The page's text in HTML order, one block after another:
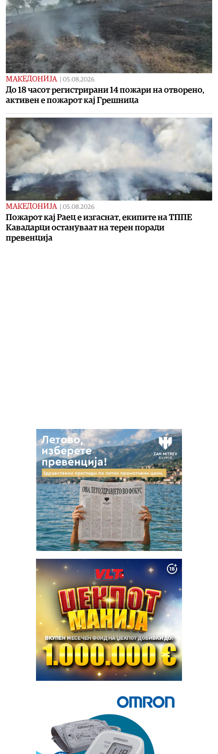
МАКЕДОНИЈА | 05.08.2026
До 18 часот регистрирани 14 пожари на отворено,
активен е пожарот кај Грешница
МАКЕДОНИЈА | 05.08.2026
Пожарот кај Раец е изгаснат, екипите на ТППЕ
Кавадарци остануваат на терен поради
превенција